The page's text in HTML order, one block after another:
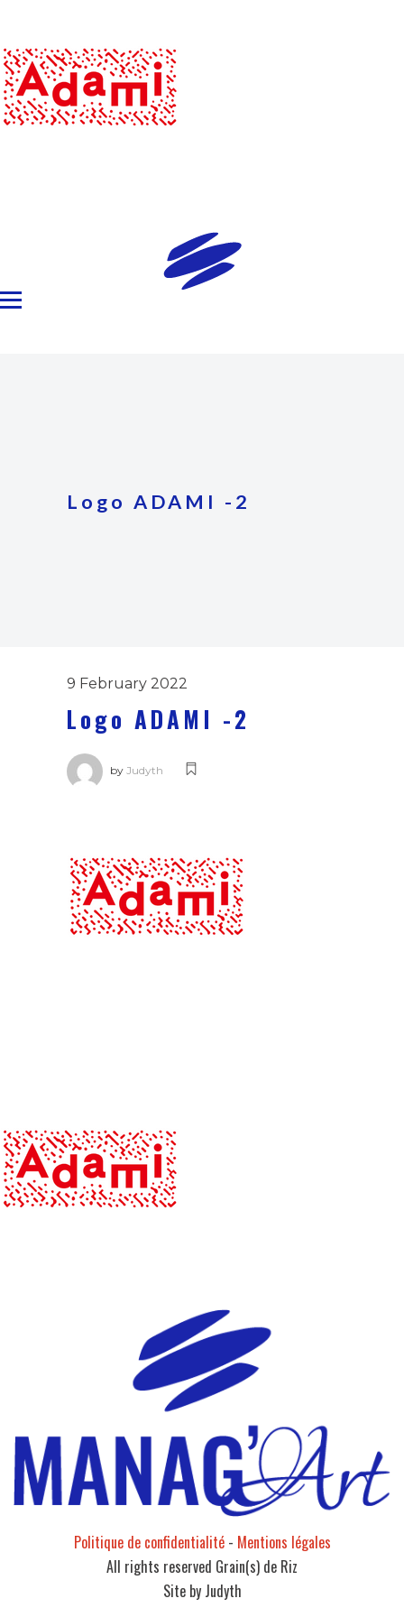
Logo ADAMI -2
9 February 2022
Logo ADAMI -2
by Judyth
Politique de confidentialité- Mentions légales
All rights reserved Grain(s) de Riz
Site by Judyth